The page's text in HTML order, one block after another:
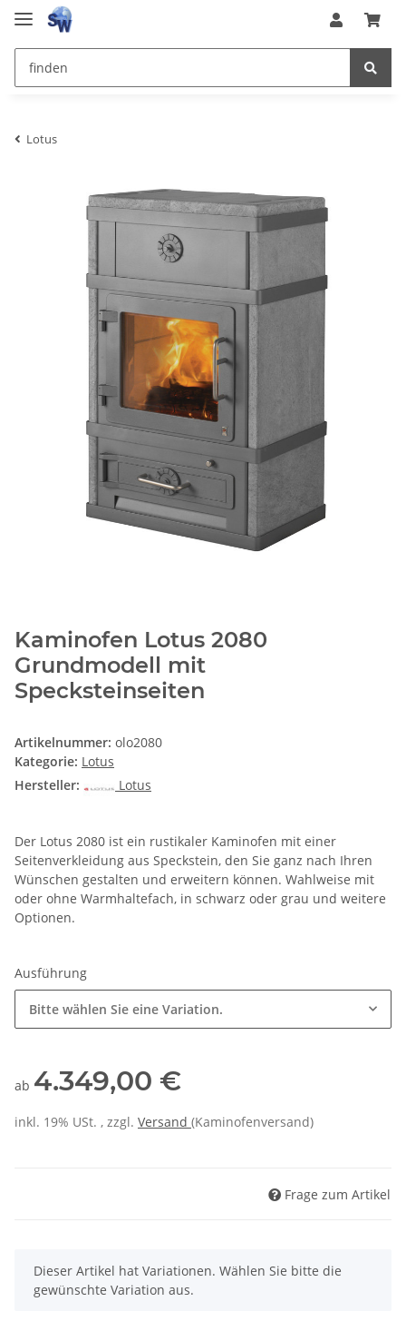
Lotus
Kaminofen Lotus 2080
Grundmodell mit
Specksteinseiten
Artikelnummer: olo2080
Kategorie: Lotus
Hersteller:
Lotus
Der Lotus 2080 ist ein rustikaler Kaminofen mit einer
Seitenverkleidung aus Speckstein, den Sie ganz nach Ihren
Wünschen gestalten und erweitern können. Wahlweise mit
oder ohne Warmhaltefach, in schwarz oder grau und weitere
Optionen.
Ausführung
Bitte wählen Sie eine Variation.
ab 4.349,00 €
inkl. 19% USt. , zzgl. Versand (Kaminofenversand)
Frage zum Artikel
x
Dieser Artikel hat Variationen. Wählen Sie bitte die
gewünschte Variation aus.